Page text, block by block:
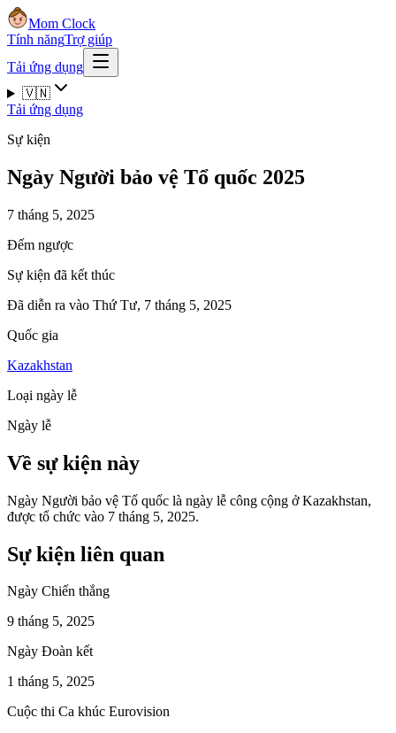
Mom Clock
Tính năngTrợ giúp
Tải ứng dụng
🇻🇳
Tải ứng dụng
Sự kiện
Ngày Người bảo vệ Tổ quốc 2025
7 tháng 5, 2025
Đếm ngược
Sự kiện đã kết thúc
Đã diễn ra vào Thứ Tư, 7 tháng 5, 2025
Quốc gia
Kazakhstan
Loại ngày lễ
Ngày lễ
Về sự kiện này
Ngày Người bảo vệ Tổ quốc là ngày lễ công cộng ở Kazakhstan,
được tổ chức vào 7 tháng 5, 2025.
Sự kiện liên quan
Ngày Chiến thắng
9 tháng 5, 2025
Ngày Đoàn kết
1 tháng 5, 2025
Cuộc thi Ca khúc Eurovision